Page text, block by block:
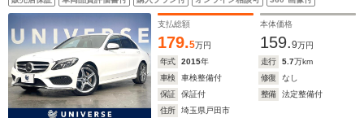
クリアランスソナー キーレスゴー 純正ナビ
Bluetooth 地デシTV LEDヘッド
支払総額
179.5万円
本体価格
159.9万円
年式
2015年 走行 5.7万km
車検
車検整備付 修復
なし
保証
保証付 整備
法定整備付
住所
埼玉県戸田市